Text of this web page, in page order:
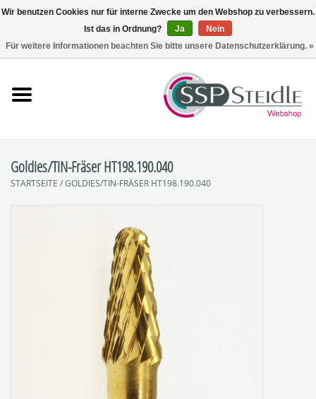
Polieren
SpuckNo | Spuckschutz
Goldies/TiN-Fräser HT198.190.040
STARTSEITE /GOLDIES/TIN-FRÄSER HT198.190.040
Wir benutzen Cookies nur für interne Zwecke um den Webshop zu verbessern.
Ist das in Ordnung?
Ja
Nein
Für weitere Informationen beachten Sie bitte unsere Datenschutzerklärung. »